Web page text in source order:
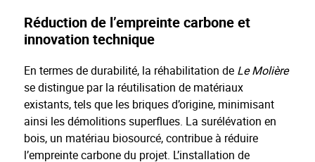
Réduction de l’empreinte carbone et
innovation technique
En termes de durabilité, la réhabilitation de Le Molière
se distingue par la réutilisation de matériaux
existants, tels que les briques d’origine, minimisant
ainsi les démolitions superflues. La surélévation en
bois, un matériau biosourcé, contribue à réduire
l’empreinte carbone du projet. L’installation de